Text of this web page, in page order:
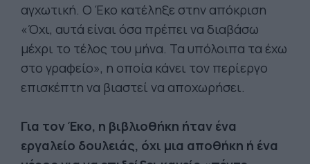
αγχωτική. Ο Έκο κατέληξε στην απόκριση
«Όχι, αυτά είναι όσα πρέπει να διαβάσω
μέχρι το τέλος του μήνα. Τα υπόλοιπα τα έχω
στο γραφείο», η οποία κάνει τον περίεργο
επισκέπτη να βιαστεί να αποχωρήσει.
Για τον Έκο, η βιβλιοθήκη ήταν ένα
εργαλείο δουλειάς, όχι μια αποθήκη ή ένα